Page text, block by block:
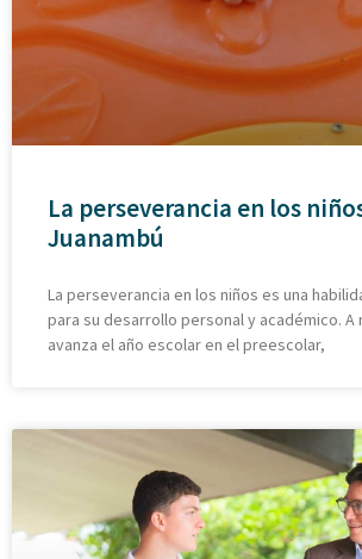
La perseverancia en los
Juanambú
La perseverancia en los niños es una
para su desarrollo personal y académico. A
avanza el año escolar en el preescolar,